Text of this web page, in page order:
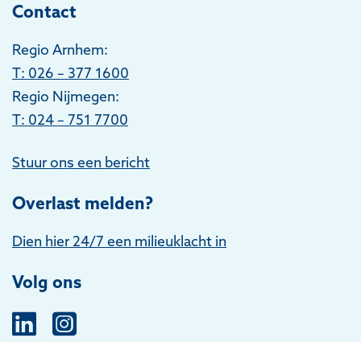
Contact
Regio Arnhem:
T: 026 – 377 1600
Regio Nijmegen:
T: 024 – 751 7700
Stuur ons een bericht
Overlast melden?
Dien hier 24/7 een milieuklacht in
Volg ons